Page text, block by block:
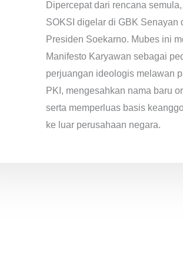
Dipercepat dari rencana semula,
SOKSI digelar di GBK Senayan
Presiden Soekarno. Mubes ini
Manifesto Karyawan sebagai
perjuangan ideologis melawan
PKI, mengesahkan nama baru
serta memperluas basis
ke luar perusahaan negara.